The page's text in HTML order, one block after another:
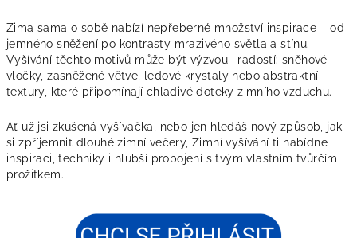
Zima sama o sobě nabízí nepřeberné množství inspirace – od
jemného sněžení po kontrasty mrazivého světla a stínu.
Vyšívání těchto motivů může být výzvou i radostí: sněhové
vločky, zasněžené větve, ledové krystaly nebo abstraktní
textury, které připomínají chladivé doteky zimního vzduchu.
Ať už jsi zkušená vyšívačka, nebo jen hledáš nový způsob, jak
si zpříjemnit dlouhé zimní večery, Zimní vyšívání ti nabídne
inspiraci, techniky i hlubší propojení s tvým vlastním tvůrčím
prožitkem.